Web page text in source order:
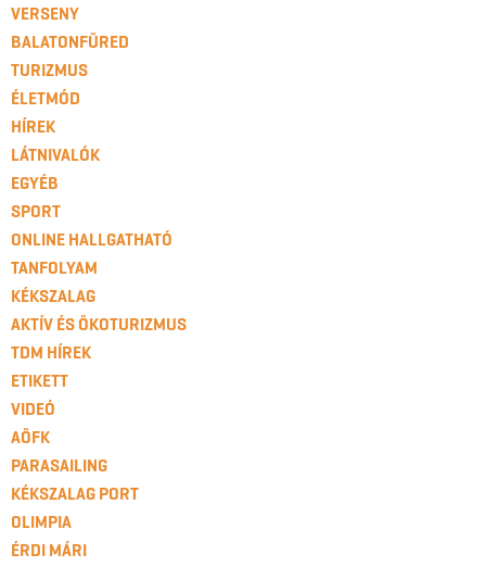
VERSENY
BALATONFÜRED
TURIZMUS
ÉLETMÓD
HÍREK
LÁTNIVALÓK
EGYÉB
SPORT
ONLINE HALLGATHATÓ
TANFOLYAM
KÉKSZALAG
AKTÍV ÉS ÖKOTURIZMUS
TDM HÍREK
ETIKETT
VIDEÓ
AÖFK
PARASAILING
KÉKSZALAG PORT
OLIMPIA
ÉRDI MÁRI